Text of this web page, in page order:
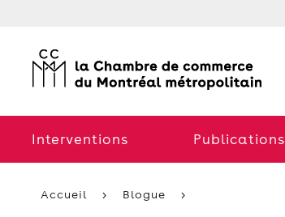
Interventions Publications
Accueil Blogue